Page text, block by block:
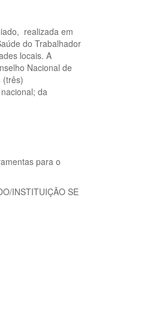
realizada em
do Trabalhador
locais. A
Nacional de
(três)
da
para o
INSTITUIÇÃO SE